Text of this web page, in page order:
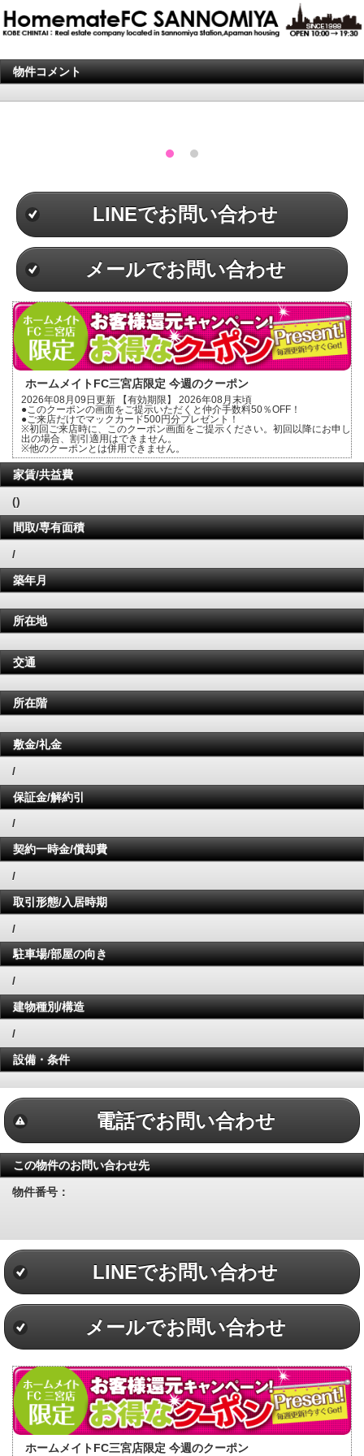
物件コメント
LINEでお問い合わせ
メールでお問い合わせ
ホームメイトFC三宮店限定 今週のクーポン
2026年08月09日更新 【有効期限】 2026年08月末頃
●このクーポンの画面をご提示いただくと仲介手数料50％OFF！
●ご来店だけでマックカード500円分プレゼント！
※初回ご来店時に、このクーポン画面をご提示ください。初回以降にお申し
出の場合、割引適用はできません。
※他のクーポンとは併用できません。
家賃/共益費
()
間取/専有面積
/
築年月
所在地
交通
所在階
敷金/礼金
/
保証金/解約引
/
契約一時金/償却費
/
取引形態/入居時期
/
駐車場/部屋の向き
/
建物種別/構造
/
設備・条件
電話でお問い合わせ
この物件のお問い合わせ先
物件番号：
LINEでお問い合わせ
メールでお問い合わせ
ホームメイトFC三宮店限定 今週のクーポン